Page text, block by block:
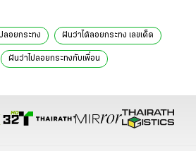
ลอยกระทง ฝันว่าได้ลอยกระทง เลขเด็ด
ฝันว่าไปลอยกระทงกับเพื่อน
เลขเด็ด